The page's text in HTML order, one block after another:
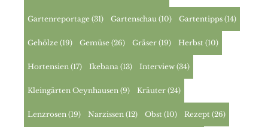
Gartenreportage (31) Gartenschau (10) Gartentipps (14)
Gehölze (19) Gemüse (26) Gräser (19) Herbst (10)
Hortensien (17) Ikebana (13) Interview (34)
Kleingärten Oeynhausen (9) Kräuter (24)
Lenzrosen (19) Narzissen (12) Obst (10) Rezept (26)